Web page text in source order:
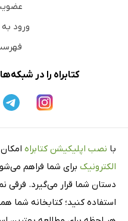
ورود
کتابراه را در
با نصب اپلیکیشن کتابراه
الکترونیک برای شما فراهم
دستان شما قرار می‌گیرد. فرقی
استفاده کنید؛ کتابخانه شما